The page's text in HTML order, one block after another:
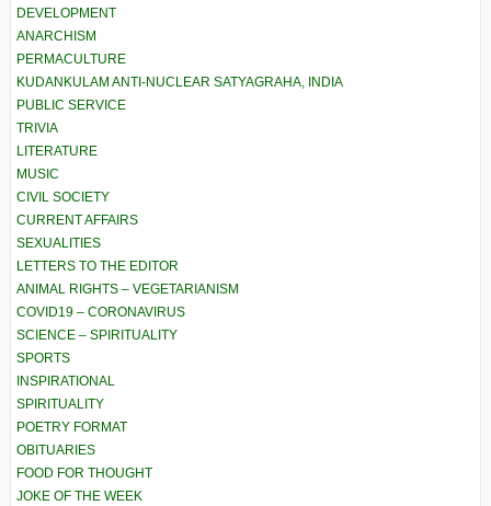
DEVELOPMENT
ANARCHISM
PERMACULTURE
KUDANKULAM ANTI-NUCLEAR SATYAGRAHA, INDIA
PUBLIC SERVICE
TRIVIA
LITERATURE
MUSIC
CIVIL SOCIETY
CURRENT AFFAIRS
SEXUALITIES
LETTERS TO THE EDITOR
ANIMAL RIGHTS – VEGETARIANISM
COVID19 – CORONAVIRUS
SCIENCE – SPIRITUALITY
SPORTS
INSPIRATIONAL
SPIRITUALITY
POETRY FORMAT
OBITUARIES
FOOD FOR THOUGHT
JOKE OF THE WEEK